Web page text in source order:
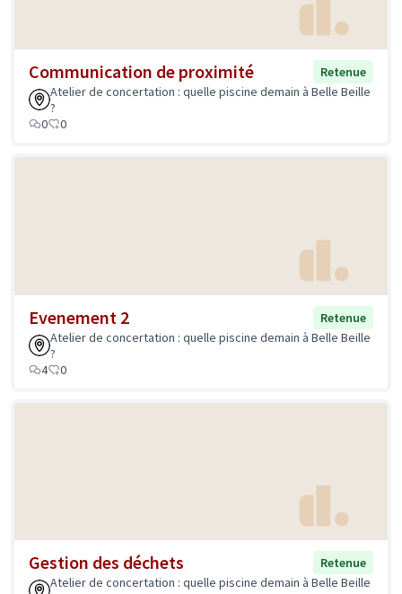
Communication de proximité
Retenue
Atelier de concertation : quelle piscine demain à Belle Beille
?
0
0
Evenement 2
Retenue
Atelier de concertation : quelle piscine demain à Belle Beille
?
4
0
Gestion des déchets
Retenue
Atelier de concertation : quelle piscine demain à Belle Beille